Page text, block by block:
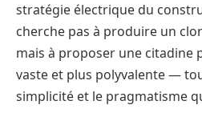
stratégie électrique du
cherche pas à produire un
mais à proposer une citadine
vaste et plus polyvalente —
simplicité et le pragmatisme